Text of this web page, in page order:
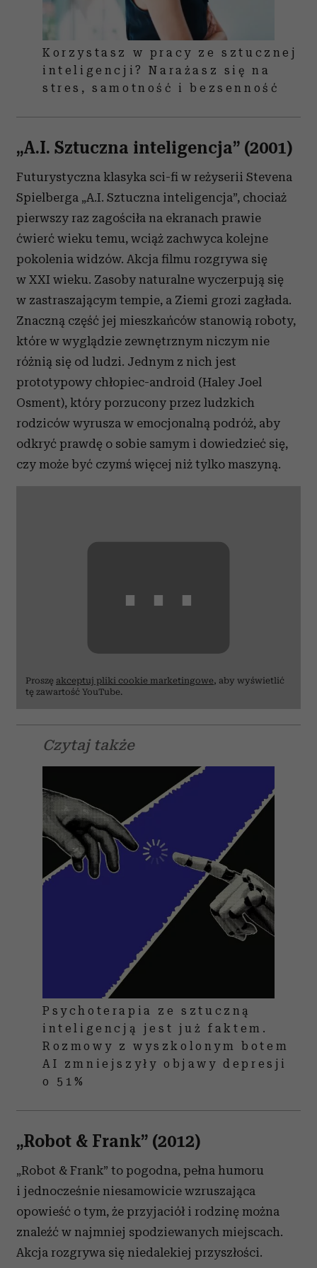
Korzystasz w pracy ze sztucznej
inteligencji? Narażasz się na
stres, samotność i bezsenność
„A.I. Sztuczna inteligencja” (2001)
Futurystyczna klasyka sci-fi w reżyserii Stevena
Spielberga „A.I. Sztuczna inteligencja”, chociaż
pierwszy raz zagościła na ekranach prawie
ćwierć wieku temu, wciąż zachwyca kolejne
pokolenia widzów. Akcja filmu rozgrywa się
w XXI wieku. Zasoby naturalne wyczerpują się
w zastraszającym tempie, a Ziemi grozi zagłada.
Znaczną część jej mieszkańców stanowią roboty,
które w wyglądzie zewnętrznym niczym nie
różnią się od ludzi. Jednym z nich jest
prototypowy chłopiec-android (Haley Joel
Osment), który porzucony przez ludzkich
rodziców wyrusza w emocjonalną podróż, aby
odkryć prawdę o sobie samym i dowiedzieć się,
czy może być czymś więcej niż tylko maszyną.
⋯
Proszę akceptuj pliki cookie marketingowe, aby wyświetlić
tę zawartość YouTube.
Czytaj także
Psychoterapia ze sztuczną
inteligencją jest już faktem.
Rozmowy z wyszkolonym botem
AI zmniejszyły objawy depresji
o 51%
„Robot & Frank” (2012)
„Robot & Frank” to pogodna, pełna humoru
i jednocześnie niesamowicie wzruszająca
opowieść o tym, że przyjaciół i rodzinę można
znaleźć w najmniej spodziewanych miejscach.
Akcja rozgrywa się niedalekiej przyszłości.